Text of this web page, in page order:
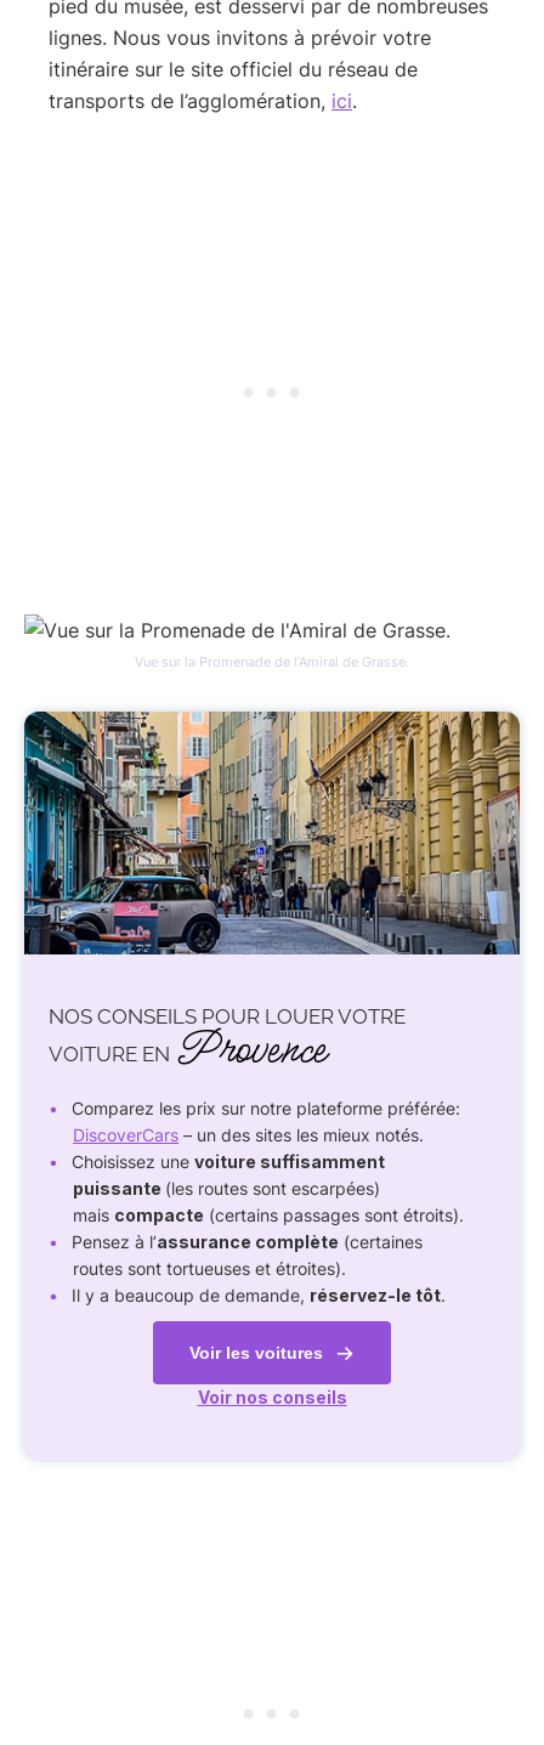
pied du musée, est desservi par de nombreuses
lignes. Nous vous invitons à prévoir votre
itinéraire sur le site officiel du réseau de
transports de l’agglomération, ici.
Vue sur la Promenade de l’Amiral de Grasse.
NOS CONSEILS POUR LOUER VOTRE
VOITURE EN Provence
Comparez les prix sur notre plateforme préférée:
DiscoverCars – un des sites les mieux notés.
Choisissez une voiture suffisamment
puissante (les routes sont escarpées)
mais compacte (certains passages sont étroits).
Pensez à l’assurance complète (certaines
routes sont tortueuses et étroites).
Il y a beaucoup de demande, réservez-le tôt.
Voir les voitures
Voir nos conseils